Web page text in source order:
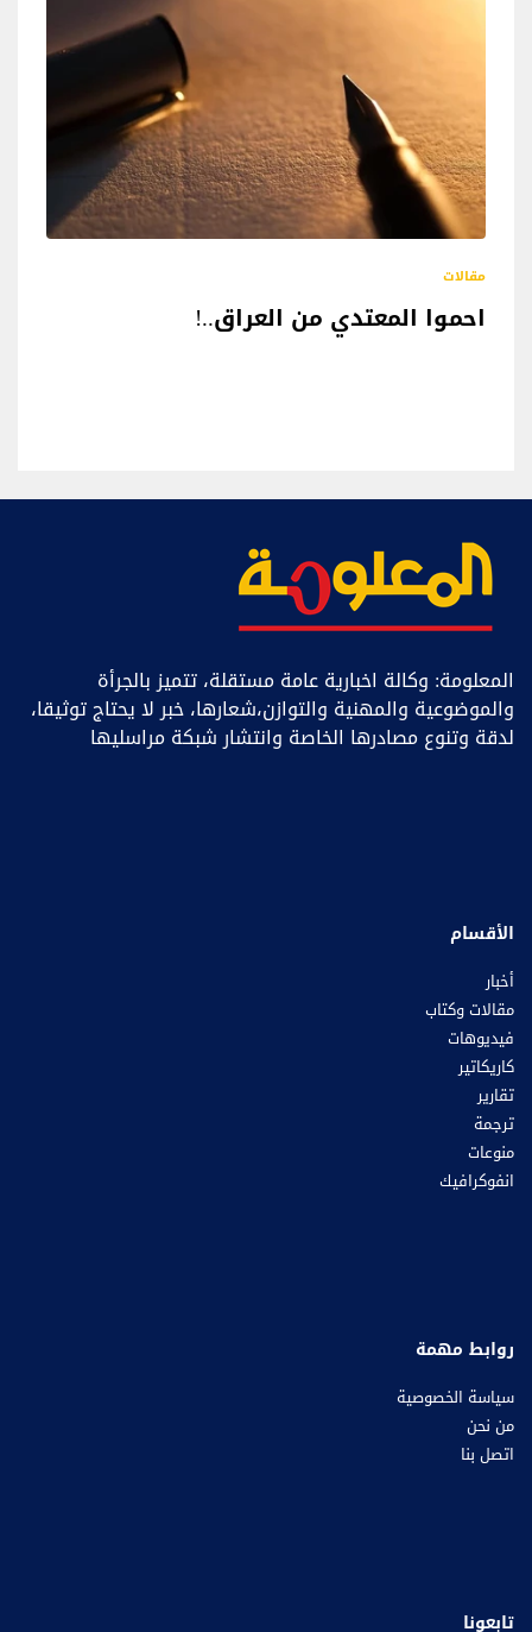
مقالات
احموا المعتدي من العراق..!
المعلومة: وكالة اخبارية عامة مستقلة، تتميز بالجرأة
والموضوعية والمهنية والتوازن،شعارها، خبر ﻻ يحتاج توثيقا،
لدقة وتنوع مصادرها الخاصة وانتشار شبكة مراسليها
الأقسام
أخبار
مقالات وكتاب
فيديوهات
كاريكاتير
تقارير
ترجمة
منوعات
انفوكرافيك
روابط مهمة
سياسة الخصوصية
من نحن
اتصل بنا
تابعونا